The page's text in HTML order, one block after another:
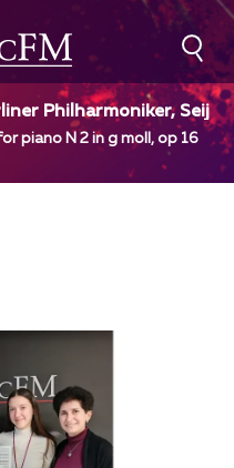
Philharmoniker, Seiji
piano N 2 in g moll, op 16